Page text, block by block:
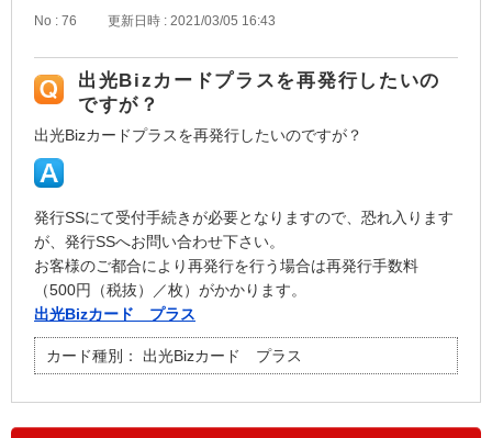
No : 76 更新日時 : 2021/03/05 16:43
出光Bizカードプラスを再発行したいの
ですが？
出光Bizカードプラスを再発行したいのですが？
発行SSにて受付手続きが必要となりますので、恐れ入ります
が、発行SSへお問い合わせ下さい。
お客様のご都合により再発行を行う場合は再発行手数料
（500円（税抜）／枚）がかかります。
出光Bizカード プラス
カード種別： 出光Bizカード プラス